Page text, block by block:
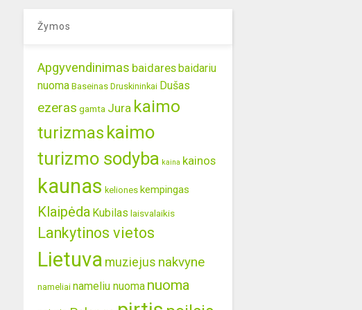
Žymos
Apgyvendinimas baidaresbaidariu
nuoma Baseinas Druskininkai Dušas
ezeras gamta Jura kaimo
turizmas kaimo
turizmo sodyba kaina kainos
kaunas keliones kempingas
Klaipėda Kubilas laisvalaikis
Lankytinos vietos
Lietuva muziejus nakvyne
nameliai nameliu nuoma nuoma